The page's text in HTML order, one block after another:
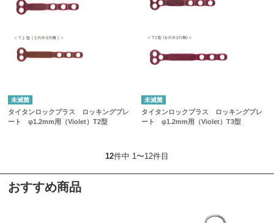
未滅菌
タイタンロックプラス ロッキングプレ
ート φ1.2mm用（Violet）T2型
未滅菌
タイタンロックプラス ロッキングプレ
ート φ1.2mm用（Violet）T3型
12件中 1〜12件目
おすすめ商品